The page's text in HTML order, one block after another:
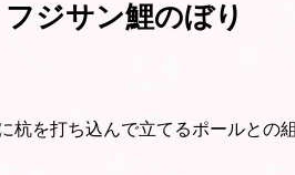
ジサン鯉のぼり
を打ち込んで立てるポールとの